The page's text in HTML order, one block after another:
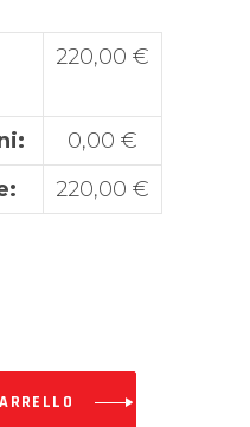
220,00 €
0,00 €
220,00 €